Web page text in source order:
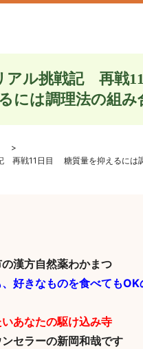
アル挑戦記 再戦
には調理法の組み
再戦11日目 糖質量を抑えるには
漢方自然薬わかまつ
好きなものを食べてもOK
あなたの駆け込み寺
セラーの新岡和哉です